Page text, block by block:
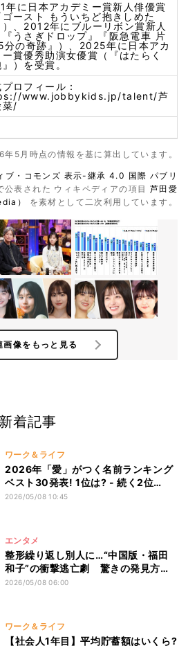
年に日本アカデミー賞新人俳優賞
ゴースト もういちど抱きしめた
）、2012年にブルーリボン賞新人
『うさぎドロップ』『阪急電車 片
分の奇跡』）、2025年に日本アカ
賞優秀助演女優賞（『はたらく
）を受賞。
ロフィール：
www.jobbykids.jp/talent/芦
菜/
5月時点の情報を基に算出しています。
ブ・コモンズ 表示-継承 4.0 国際 パブリ
公表された ウィキペディアの項目 芦田愛
） を素材として二次利用しています。
画像をもっと見る
着記事
ワーク＆ライフ
2026年「愛」がつく名前ランキング
ベスト30発表! 1位は? - 続く2位
も“同音の名前”に
2026/05/08 10:45
エンタメ
整形繰り返し別人に…“中国版・福田
和子”の衝撃逃亡劇 驚きの発見方法
を芦田愛菜らが考察
2026/05/08 06:00
ワーク＆ライフ
【社会人1年目】平均貯蓄額はいくら?